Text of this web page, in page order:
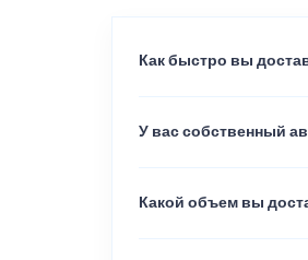
Как быстро вы
У вас собственный
Какой объем вы